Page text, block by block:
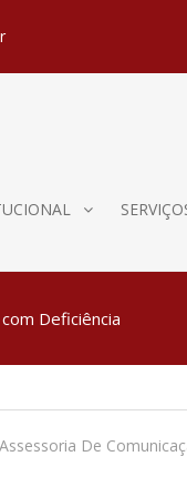
Deficiência
Assessoria De